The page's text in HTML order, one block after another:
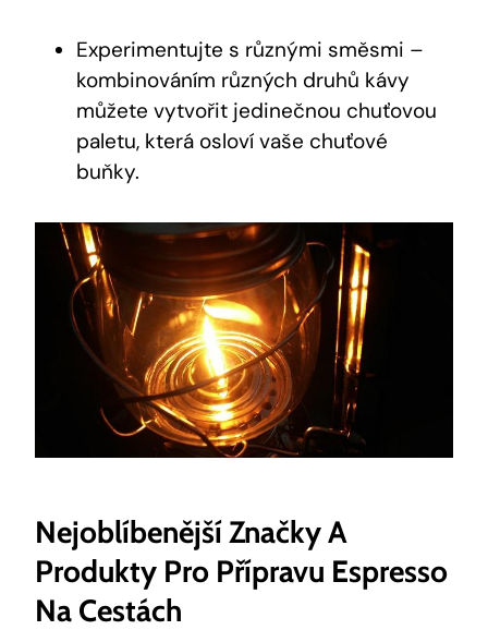
Experimentujte s různými směsmi –
kombinováním různých druhů kávy
můžete vytvořit jedinečnou chuťovou
paletu, která osloví vaše chuťové
buňky.
Nejoblíbenější Značky A
Produkty Pro Přípravu Espresso
Na Cestách